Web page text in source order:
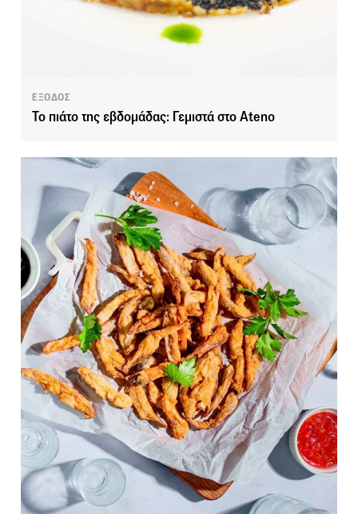
ΕΞΟΔΟΣ
Το πιάτο της εβδομάδας: Γεμιστά στο Ateno